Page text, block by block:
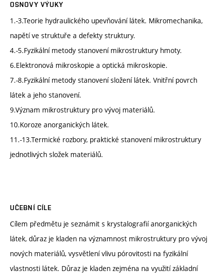
OSNOVY VÝUKY
1.-3.Teorie hydraulického upevňování látek. Mikromechanika,
napětí ve struktuře a defekty struktury.
4.-5.Fyzikální metody stanovení mikrostruktury hmoty.
6.Elektronová mikroskopie a optická mikroskopie.
7.-8.Fyzikální metody stanovení složení látek. Vnitřní povrch
látek a jeho stanovení.
9.Význam mikrostruktury pro vývoj materiálů.
10.Koroze anorganických látek.
11.-13.Termické rozbory, praktické stanovení mikrostruktury
jednotlivých složek materiálů.
UČEBNÍ CÍLE
Cílem předmětu je seznámit s krystalografií anorganických
látek, důraz je kladen na významnost mikrostruktury pro vývoj
nových materiálů, vysvětlení vlivu pórovitosti na fyzikální
vlastnosti látek. Důraz je kladen zejména na využití základní